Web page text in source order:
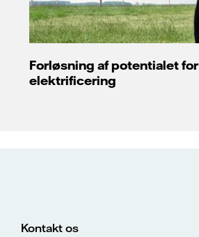
Forløsning af potentialet for
elektrificering
Kontakt os